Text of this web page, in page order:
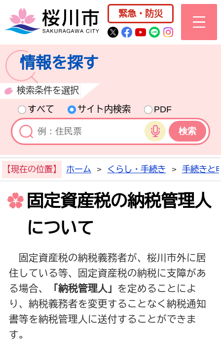
桜川市公式ホー
緊急・防災
桜川市公式Twitter
桜川市公式
桜川市公式
桜川市公式
情報を探す
検索条件を選択
すべて
サイト内検索
PDF
音声検索
【現在の位置】 ホーム > くらし・手続き > 手続きと
固定資産税の納税管理人
について
固定資産税の納税義務者が、桜川市外に居
住している等、固定資産税の納税に支障があ
る場合、
「納税管理人」 を定めることによ
り、納税義務者を変更することなく納税通知
書等を納税管理人に送付することができま
す。